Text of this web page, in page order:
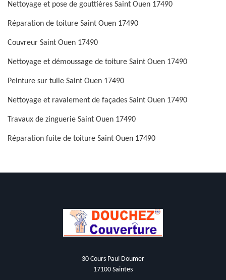
Nettoyage et pose de gouttières Saint Ouen 17490
Réparation de toiture Saint Ouen 17490
Couvreur Saint Ouen 17490
Nettoyage et démoussage de toiture Saint Ouen 17490
Peinture sur tuile Saint Ouen 17490
Nettoyage et ravalement de façades Saint Ouen 17490
Travaux de zinguerie Saint Ouen 17490
Réparation fuite de toiture Saint Ouen 17490
30 Cours Paul Doumer
17100 Saintes